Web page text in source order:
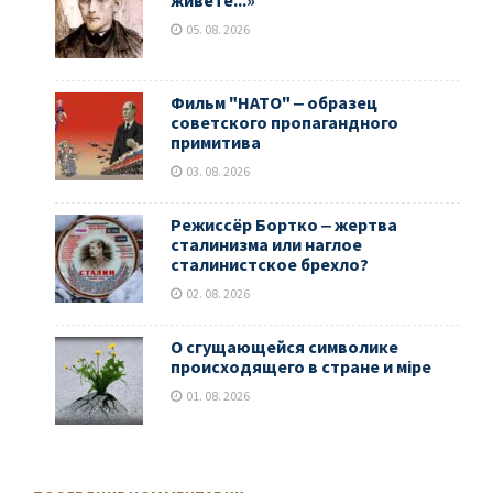
05. 08. 2026
Фильм "НАТО" ‒ образец
советского пропагандного
примитива
03. 08. 2026
Режиссёр Бортко ‒ жертва
сталинизма или наглое
сталинистское брехло?
02. 08. 2026
О сгущающейся символике
происходящего в стране и мiре
01. 08. 2026